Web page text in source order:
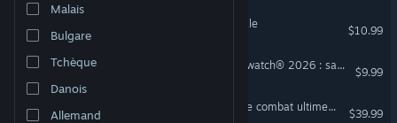
Malais
Bulgare
Tchèque
Danois
Allemand
Diablo® IV - Bande Originale
$10.99
Pack de démarrage d’Overwatch® 2026 : saison 3
$9.99
Overwatch® – Lot passe de combat ultime 2026 : saison 3
$39.99